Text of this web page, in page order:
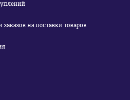
на поставки товаров